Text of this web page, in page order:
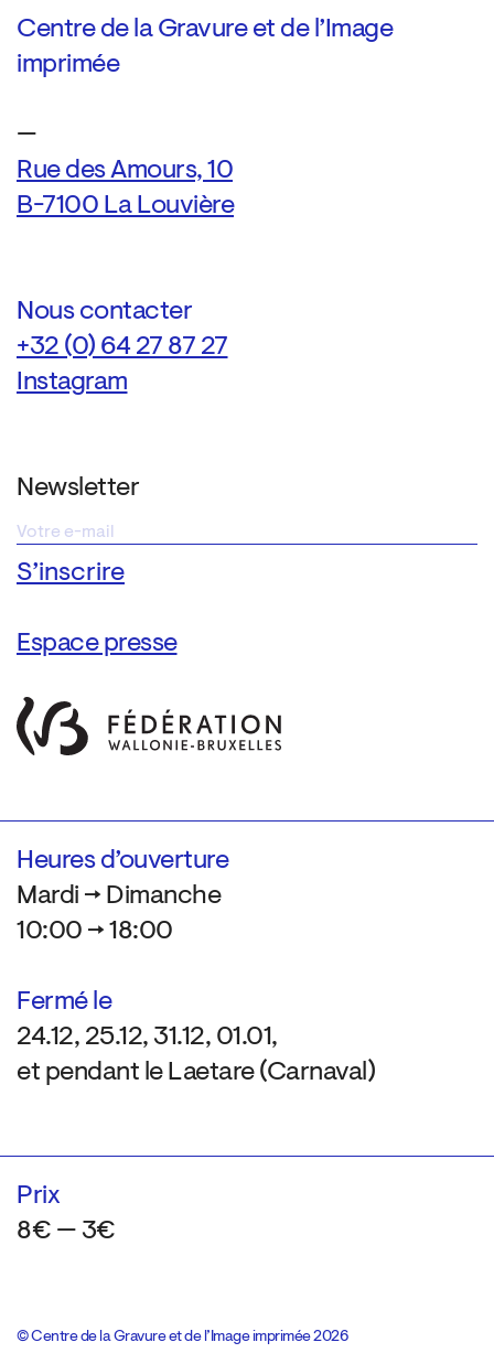
Centre de la Gravure et de l’Image
imprimée
—
Rue des Amours, 10
B-7100 La Louvière
Nous contacter
+32 (0) 64 27 87 27
Instagram
Newsletter
Espace presse
Heures d’ouverture
Mardi → Dimanche
10:00 → 18:00
Fermé le
24.12, 25.12, 31.12, 01.01,
et pendant le Laetare (Carnaval)
Prix
8€ — 3€
© Centre de la Gravure et de l’Image imprimée 2026